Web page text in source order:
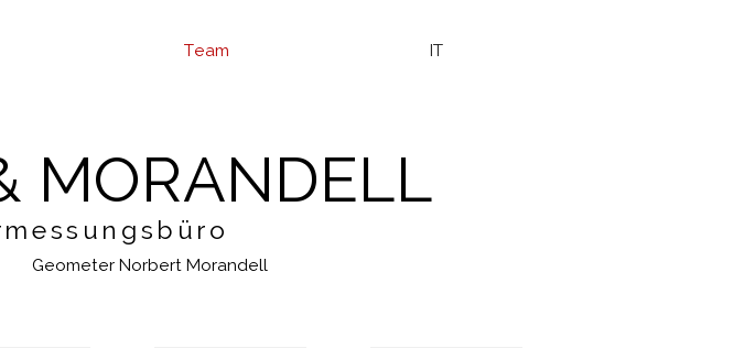
Team IT
MORANDELL
Geometer Norbert Morandell